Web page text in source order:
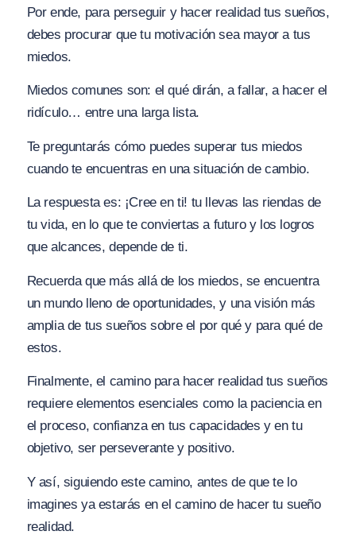
Por ende, para perseguir y hacer realidad tus sueños,
debes procurar que tu motivación sea mayor a tus
miedos.
Miedos comunes son: el qué dirán, a fallar, a hacer el
ridículo… entre una larga lista.
Te preguntarás cómo puedes superar tus miedos
cuando te encuentras en una situación de cambio.
La respuesta es: ¡Cree en ti! tu llevas las riendas de
tu vida, en lo que te conviertas a futuro y los logros
que alcances, depende de ti.
Recuerda que más allá de los miedos, se encuentra
un mundo lleno de oportunidades, y una visión más
amplia de tus sueños sobre el por qué y para qué de
estos.
Finalmente, el camino para hacer realidad tus sueños
requiere elementos esenciales como la paciencia en
el proceso, confianza en tus capacidades y en tu
objetivo, ser perseverante y positivo.
Y así, siguiendo este camino, antes de que te lo
imagines ya estarás en el camino de hacer tu sueño
realidad.